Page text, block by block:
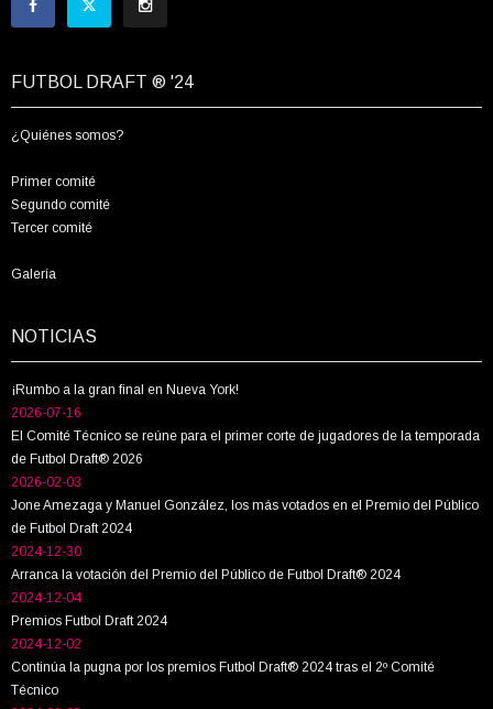
FUTBOL DRAFT ® '24
¿Quiénes somos?
Primer comité
Segundo comité
Tercer comité
Galería
NOTICIAS
¡Rumbo a la gran final en Nueva York!
2026-07-16
El Comité Técnico se reúne para el primer corte de jugadores de la temporada
de Futbol Draft® 2026
2026-02-03
Jone Amezaga y Manuel González, los más votados en el Premio del Público
de Futbol Draft 2024
2024-12-30
Arranca la votación del Premio del Público de Futbol Draft® 2024
2024-12-04
Premios Futbol Draft 2024
2024-12-02
Continúa la pugna por los premios Futbol Draft® 2024 tras el 2º Comité
Técnico